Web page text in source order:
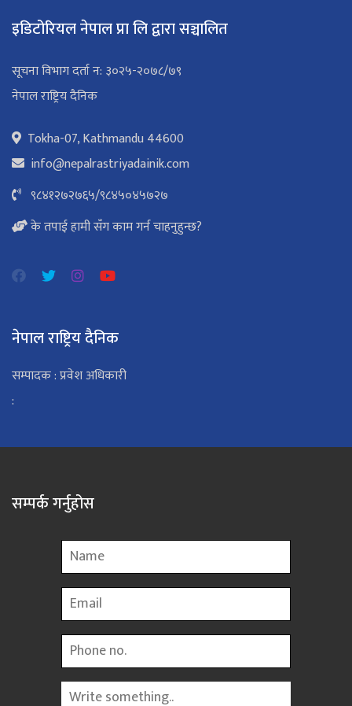
इडिटोरियल नेपाल प्रा लि द्वारा सञ्चालित
सूचना विभाग दर्ता न: ३०२५-२०७८/७९
नेपाल राष्ट्रिय दैनिक
Tokha-07, Kathmandu 44600
info@nepalrastriyadainik.com
९८४१२७२७६५/९८४५०४५७२७
के तपाई हामी सँग काम गर्न चाहनुहुन्छ?
नेपाल राष्ट्रिय दैनिक
सम्पादक : प्रवेश अधिकारी
:
सम्पर्क गर्नुहोस
Name
Email
Phone
Message